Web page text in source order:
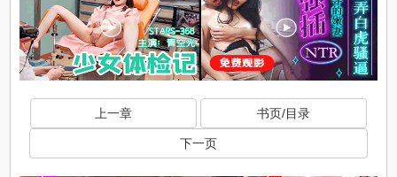
上一章 书页/目录
下一页